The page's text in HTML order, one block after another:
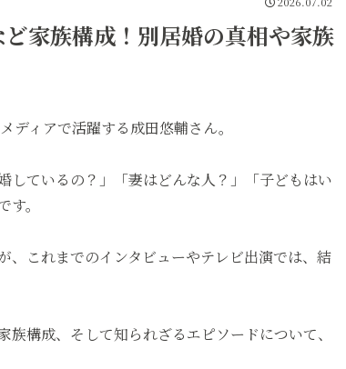
家族構成！別居婚の真相や家族
ィアで活躍する成田悠輔さん。
しているの？」「妻はどんな人？」「子どもはい
。
、これまでのインタビューやテレビ出演では、結
構成、そして知られざるエピソードについて、